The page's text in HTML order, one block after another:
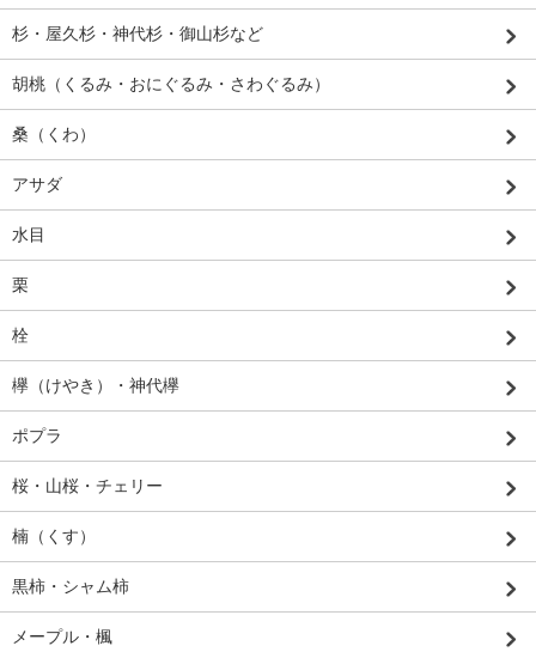
杉・屋久杉・神代杉・御山杉など
胡桃（くるみ・おにぐるみ・さわぐるみ）
桑（くわ）
アサダ
水目
栗
栓
欅（けやき）・神代欅
ポプラ
桜・山桜・チェリー
楠（くす）
黒柿・シャム柿
メープル・楓